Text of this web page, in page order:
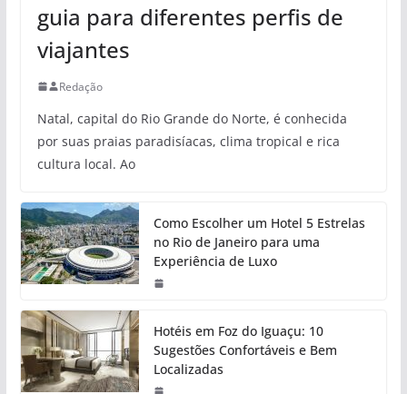
guia para diferentes perfis de
viajantes
Redação
Natal, capital do Rio Grande do Norte, é conhecida
por suas praias paradisíacas, clima tropical e rica
cultura local. Ao
Como Escolher um Hotel 5 Estrelas
no Rio de Janeiro para uma
Experiência de Luxo
Hotéis em Foz do Iguaçu: 10
Sugestões Confortáveis e Bem
Localizadas